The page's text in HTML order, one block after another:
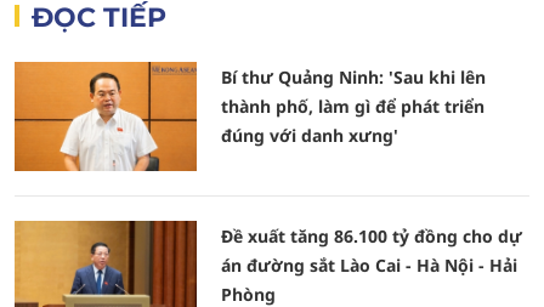
ĐỌC TIẾP
Bí thư Quảng Ninh: 'Sau khi lên
thành phố, làm gì để phát triển
đúng với danh xưng'
Đề xuất tăng 86.100 tỷ đồng cho dự
án đường sắt Lào Cai - Hà Nội - Hải
Phòng